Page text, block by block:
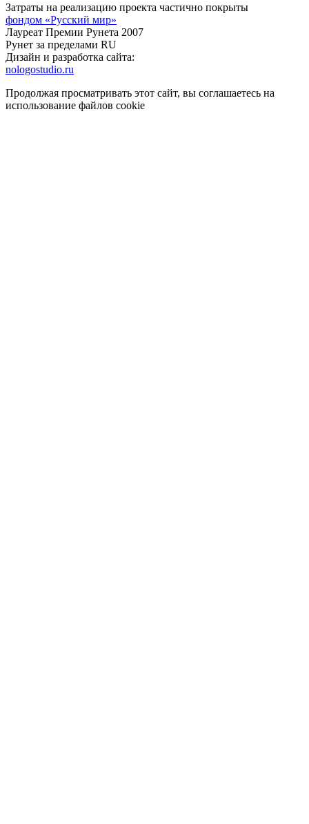
Затраты на реализацию проекта частично покрыты
фондом «Русский мир»
Лауреат Премии Рунета 2007
Рунет за пределами RU
Дизайн и разработка сайта:
nologostudio.ru
Продолжая просматривать этот сайт, вы соглашаетесь на
использование файлов cookie